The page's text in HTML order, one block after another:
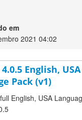
em
2021 04:02
English,
Pack (v1)
English, USA